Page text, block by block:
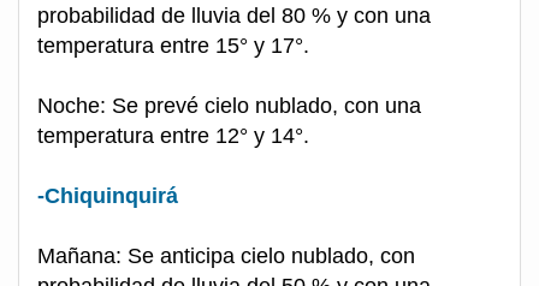
probabilidad de lluvia del 80 % y con una
temperatura entre 15° y 17°.
Noche: Se prevé cielo nublado, con una
temperatura entre 12° y 14°.
-Chiquinquirá
Mañana: Se anticipa cielo nublado, con